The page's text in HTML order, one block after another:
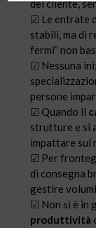
del cliente,
☑ Le entrate
stabili, ma di
fermi” non
☑ Nessuna
persone
☑ Quando il
strutture e si
impattare sul
☑ Per
di consegna
gestire
☑ Non si è in
produttività